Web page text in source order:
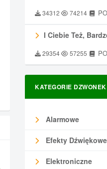
34312 74214
I Ciebie Też, Bardzo – Męskie
29354 57255
KATEGORIE
Alarmowe
Efekty Dźwiękowe
Elektroniczne